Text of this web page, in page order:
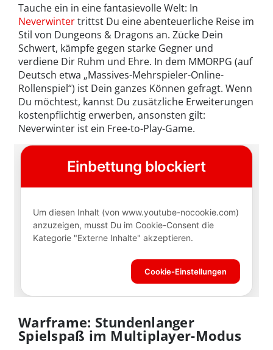
Tauche ein in eine fantasievolle Welt: In
Neverwintertrittst Du eine abenteuerliche Reise im
Stil von Dungeons & Dragons an. Zücke Dein
Schwert, kämpfe gegen starke Gegner und
verdiene Dir Ruhm und Ehre. In dem MMORPG (auf
Deutsch etwa „Massives-Mehrspieler-Online-
Rollenspiel“) ist Dein ganzes Können gefragt. Wenn
Du möchtest, kannst Du zusätzliche Erweiterungen
kostenpflichtig erwerben, ansonsten gilt:
Neverwinter ist ein Free-to-Play-Game.
Warframe: Stundenlanger
Spielspaß im Multiplayer-Modus